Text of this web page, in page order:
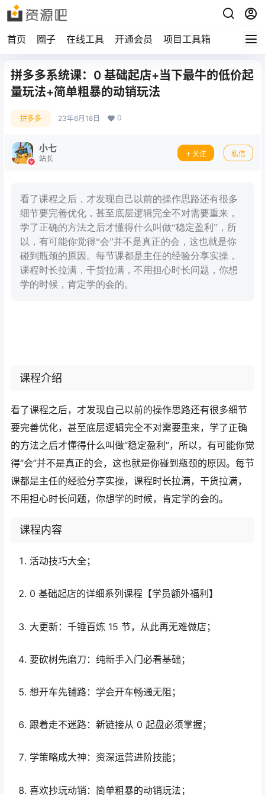
首页 圈子 在线工具 开通会员 项目工具箱
拼多多系统课：0 基础起店+当下最牛的低价起
量玩法+简单粗暴的动销玩法
拼多多 23年6月18日 0
小七
站长
关注 私信
看了课程之后，才发现自己以前的操作思路还有很多
细节要完善优化，甚至底层逻辑完全不对需要重来，
学了正确的方法之后才懂得什么叫做“稳定盈利”，所
以，有可能你觉得“会”并不是真正的会，这也就是你
碰到瓶颈的原因。每节课都是主任的经验分享实操，
课程时长拉满，干货拉满，不用担心时长问题，你想
学的时候，肯定学的会的。
课程介绍
看了课程之后，才发现自己以前的操作思路还有很多细节
要完善优化，甚至底层逻辑完全不对需要重来，学了正确
的方法之后才懂得什么叫做“稳定盈利”，所以，有可能你觉
得“会”并不是真正的会，这也就是你碰到瓶颈的原因。每节
课都是主任的经验分享实操，课程时长拉满，干货拉满，
不用担心时长问题，你想学的时候，肯定学的会的。
课程内容
活动技巧大全；
0 基础起店的详细系列课程【学员额外福利】
大更新：千锤百炼 15 节，从此再无难做店；
要砍树先磨刀：纯新手入门必看基础；
想开车先铺路：学会开车畅通无阻；
跟着走不迷路：新链接从 0 起盘必须掌握；
学策略成大神：资深运营进阶技能；
喜欢抄玩动销：简单粗暴的动销玩法；